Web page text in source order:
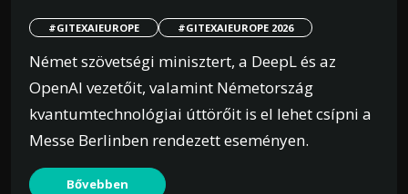
#GITEXAIEUROPE #GITEXAIEUROPE 2026
Német szövetségi minisztert, a DeepL és az
OpenAI vezetőit, valamint Németország
kvantumtechnológiai úttörőit is el lehet csípni a
Messe Berlinben rendezett eseményen.
Bővebben